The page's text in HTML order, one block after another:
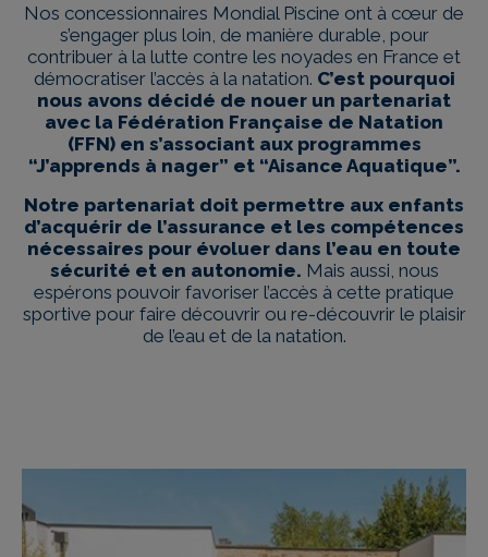
Nos concessionnaires Mondial Piscine ont à cœur de
s’engager plus loin, de manière durable, pour
contribuer à la lutte contre les noyades en France et
démocratiser l’accès à la natation. C’est pourquoi
nous avons décidé de nouer un partenariat
avec la Fédération Française de Natation
(FFN) en s’associant aux programmes
“J’apprends à nager” et “Aisance Aquatique”.
Notre partenariat doit permettre aux enfants
d’acquérir de l’assurance et les compétences
nécessaires pour évoluer dans l’eau en toute
sécurité et en autonomie. Mais aussi, nous
espérons pouvoir favoriser l’accès à cette pratique
sportive pour faire découvrir ou re-découvrir le plaisir
de l’eau et de la natation.